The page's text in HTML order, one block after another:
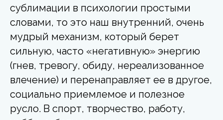
сублимации в психологии простыми
словами, то это наш внутренний, очень
мудрый механизм, который берет
сильную, часто «негативную» энергию
(гнев, тревогу, обиду, нереализованное
влечение) и перенаправляет ее в другое,
социально приемлемое и полезное
русло. В спорт, творчество, работу,